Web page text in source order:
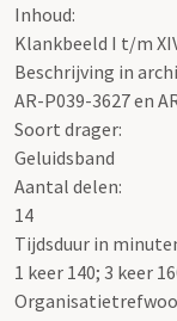
Inhoud:
Klankbeeld I t/m
Beschrijving in
AR-P039-3627 en
Soort drager:
Geluidsband
Aantal delen:
14
Tijdsduur in
1 keer 140; 3 keer